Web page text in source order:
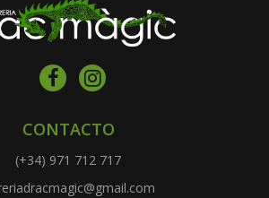
CONTACTO
(+34) 971 712 717